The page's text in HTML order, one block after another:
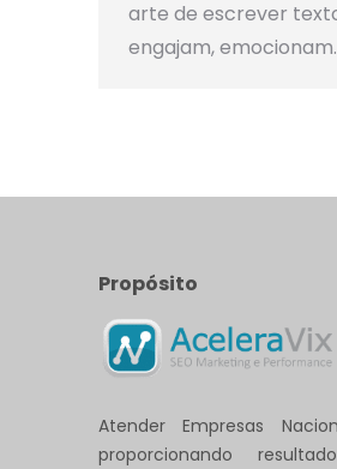
arte de escrever
engajam,
Propósito
Atender Empresas
proporcionando